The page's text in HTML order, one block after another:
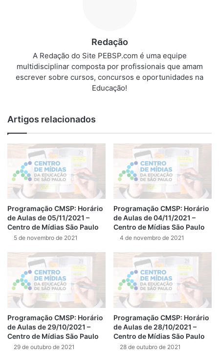
Redação
A Redação do Site PEBSP.com é uma equipe
multidisciplinar composta por profissionais que amam
escrever sobre cursos, concursos e oportunidades na
Educação!
Artigos relacionados
Programação CMSP: Horário
de Aulas de 05/11/2021 –
Centro de Mídias São Paulo
5 de novembro de 2021
Programação CMSP: Horário
de Aulas de 04/11/2021 –
Centro de Mídias São Paulo
4 de novembro de 2021
Programação CMSP: Horário
de Aulas de 29/10/2021 –
Centro de Mídias São Paulo
29 de outubro de 2021
Programação CMSP: Horário
de Aulas de 28/10/2021 –
Centro de Mídias São Paulo
28 de outubro de 2021